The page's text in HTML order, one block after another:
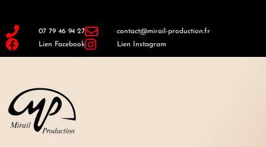
07 79 46 94 27
contact@mirail-production.fr
Lien Facebook
Lien Instagram